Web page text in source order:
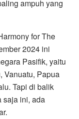
ampuh yang
for The
2024 ini
Pasifik, yaitu
Vanuatu, Papua
Tapi di balik
saja ini, ada